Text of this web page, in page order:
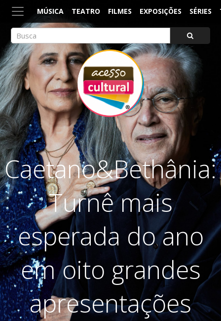
MÚSICA TEATRO FILMES EXPOSIÇÕES SÉRIES
ACESSO CULTURAL
Arte, Cultura Pop e Entretenimento
Caetano&Bethânia:
Turnê mais
esperada do ano
em oito grandes
apresentações